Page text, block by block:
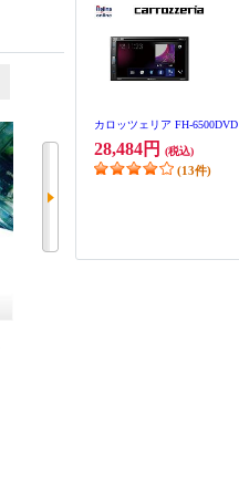
カロッツェリア FH-6500DVD
28,484円 (税込)
(13件)
6位